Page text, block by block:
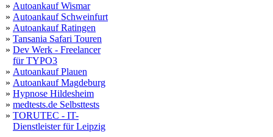
» Autoankauf Wismar
» Autoankauf Schweinfurt
» Autoankauf Ratingen
» Tansania Safari Touren
» Dev Werk - Freelancer
für TYPO3
» Autoankauf Plauen
» Autoankauf Magdeburg
» Hypnose Hildesheim
» medtests.de Selbsttests
» TORUTEC - IT-
Dienstleister für Leipzig